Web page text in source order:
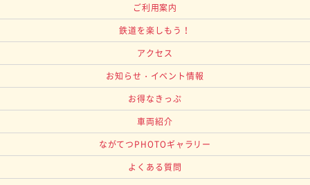
ご利用案内
鉄道を楽しもう！
アクセス
お知らせ・イベント情報
お得なきっぷ
車両紹介
ながてつPHOTOギャラリー
よくある質問